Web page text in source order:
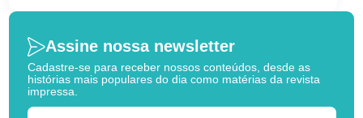
Assine nossa newsletter
Cadastre-se para receber nossos conteúdos, desde as
histórias mais populares do dia como matérias da revista
impressa.